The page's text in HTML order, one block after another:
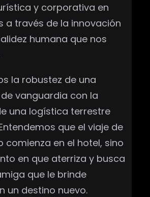
y corporativa en
a través de la innovación
humana que nos
la robustez de una
vanguardia con la
una logística terrestre
que el viaje de
comienza en el hotel, sino
en que aterriza y busca
que le brinde
un destino nuevo.